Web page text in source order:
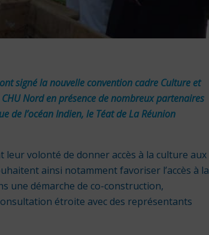
signé la nouvelle convention cadre Culture et
Nord en présence de nombreux partenaires
de l’océan Indien, le Téat de La Réunion
leur volonté de donner accès à la culture aux
ainsi notamment favoriser l’accès à la
une démarche de co-construction,
étroite avec des représentants